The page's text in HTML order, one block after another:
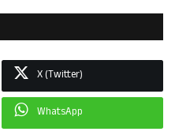
X (Twitter)
WhatsApp